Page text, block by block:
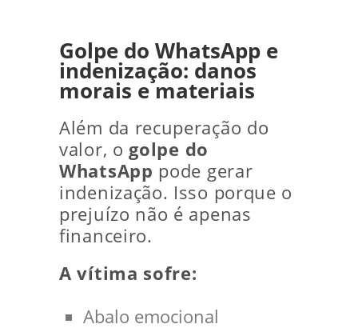
Golpe do WhatsApp e
indenização: danos
morais e materiais
Além da recuperação do
valor, o golpe do
WhatsApp pode gerar
indenização. Isso porque o
prejuízo não é apenas
financeiro.
A vítima sofre:
Abalo emocional